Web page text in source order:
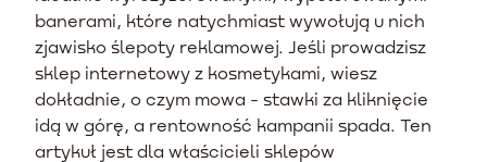
banerami, które natychmiast wywołują u nich
zjawisko ślepoty reklamowej. Jeśli prowadzisz
sklep internetowy z kosmetykami, wiesz
dokładnie, o czym mowa - stawki za kliknięcie
idą w górę, a rentowność kampanii spada. Ten
artykuł jest dla właścicieli sklepów